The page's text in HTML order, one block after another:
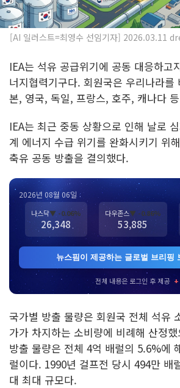
[AI 일러스트=최영수 선임기자] 2026.03.11
IEA는 석유 공급위기에 공동 대응하고
너지협력기구다. 회원국은 우리나라를
본, 영국, 독일, 프랑스, 호주, 캐나다
IEA는 최근 중동 상황으로 인해 날로
계 에너지 수급 위기를 완화시키기 위
축유 공동 방출을 결의했다.
2026년 08월 06일
나스닥▼ -0.06%
26,348
다우존스▼ -0.86%
53,885
뉴스핌이 제공하는 글로벌 브리핑
전체 내용은 로그인 후 제공 +
국가별 방출 물량은 회원국 전체 석유
가가 차지하는 소비량에 비례해 산정
방출 물량은 전체 4억 배럴의 5.6%에
럴이다. 1990년 걸프전 당시 494만 배
대 최대 규모다.